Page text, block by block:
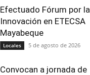
Efectuado Fórum por la
Innovación en ETECSA
Mayabeque
Locales 5 de agosto de 2026
Convocan a jornada de